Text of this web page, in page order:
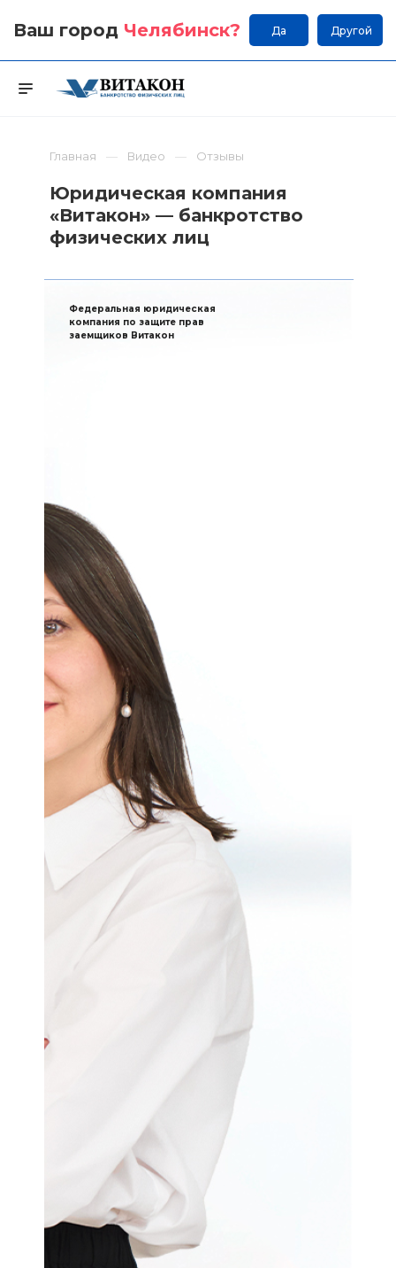
Ваш город Челябинск? Да Другой
Главная Видео Отзывы
Юридическая компания
«Витакон» — банкротство
физических лиц
Федеральная юридическая
компания по защите прав
заемщиков Витакон